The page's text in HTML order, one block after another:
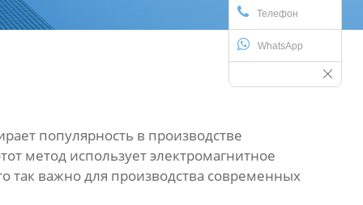
Телефон
WhatsApp
популярность в производстве
метод использует электромагнитное
так важно для производства современных